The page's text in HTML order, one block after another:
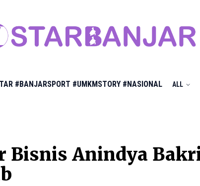
#BANJARSPORT #UMKMSTORY #NASIONAL ALL
Bisnis Anindya